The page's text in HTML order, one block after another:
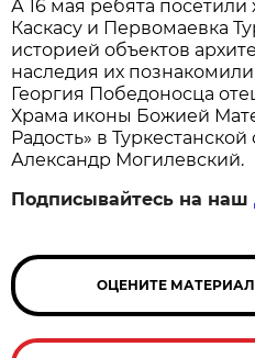
А 16 мая ребята посетили
Каскасу и Первомаевка
историей объектов
наследия их
Георгия Победоносца
Храма иконы Божией
Радость» в
Александр Могилевский.
Подписывайтесь на наш
ОЦЕНИТЕ МАТЕРИАЛ